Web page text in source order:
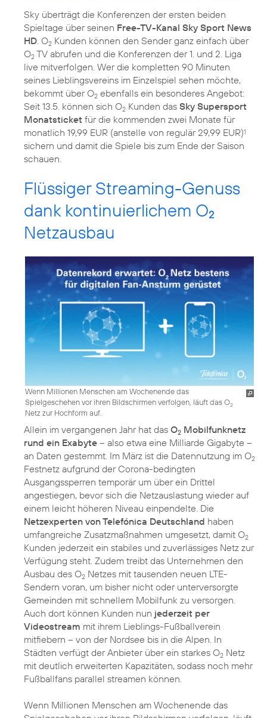
Sky überträgt die Konferenzen der ersten beiden
Spieltage über seinen Free-TV-Kanal Sky Sport News
HD. O2 Kunden können den Sender ganz einfach über
O2 TV abrufen und die Konferenzen der 1. und 2. Liga
live mitverfolgen. Wer die kompletten 90 Minuten
seines Lieblingsvereins im Einzelspiel sehen möchte,
bekommt über O2 ebenfalls ein besonderes Angebot:
Seit 13.5. können sich O2 Kunden das Sky Supersport
Monatsticket für die kommenden zwei Monate für
monatlich 19,99 EUR (anstelle von regulär 29,99 EUR)1
sichern und damit die Spiele bis zum Ende der Saison
Flüssiger Streaming-Genuss
dank kontinuierlichem O2
Netzausbau
Wenn Millionen Menschen am Wochenende das
Spielgeschehen vor ihren Bildschirmen verfolgen, läuft das O2
Netz zur Hochform auf.
Allein im vergangenen Jahr hat das O2 Mobilfunknetz
rund ein Exabyte – also etwa eine Milliarde Gigabyte –
an Daten gestemmt. Im März ist die Datennutzung im O2
Festnetz aufgrund der Corona-bedingten
Ausgangssperren temporär um über ein Drittel
angestiegen, bevor sich die Netzauslastung wieder auf
einem leicht höheren Niveau einpendelte. Die
Netzexperten von Telefónica Deutschland haben
umfangreiche Zusatzmaßnahmen umgesetzt, damit O2
Kunden jederzeit ein stabiles und zuverlässiges Netz zur
Verfügung steht. Zudem treibt das Unternehmen den
Ausbau des O2 Netzes mit tausenden neuen LTE-
Sendern voran, um bisher nicht oder unterversorgte
Gemeinden mit schnellem Mobilfunk zu versorgen.
Auch dort können Kunden nun jederzeit per
Videostream mit ihrem Lieblings-Fußballverein
mitfiebern – von der Nordsee bis in die Alpen. In
Städten verfügt der Anbieter über ein starkes O2 Netz
mit deutlich erweiterten Kapazitäten, sodass noch mehr
Fußballfans parallel streamen können.
Wenn Millionen Menschen am Wochenende das